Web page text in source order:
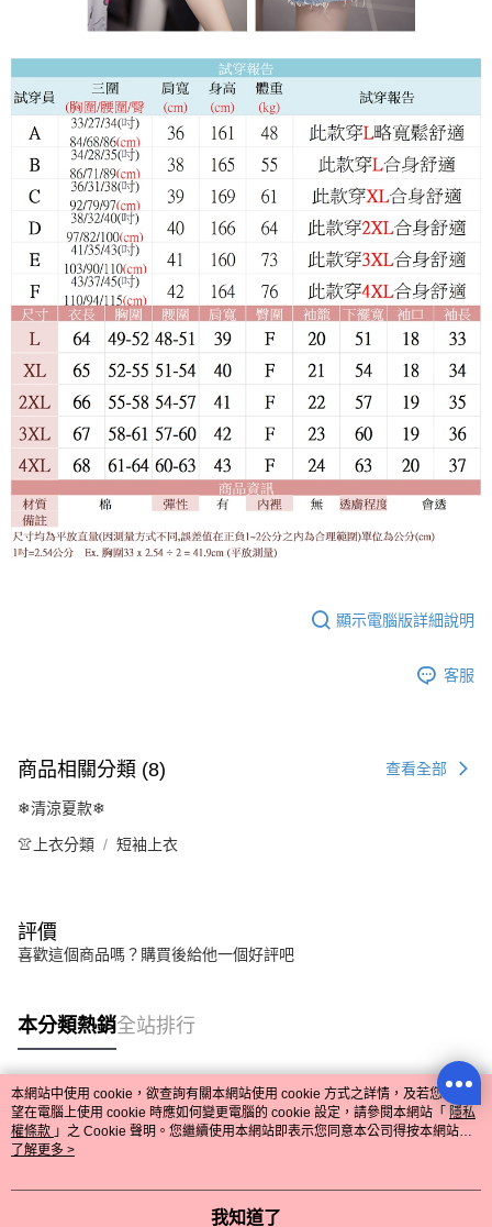
顯示電腦版詳細說明
客服
商品相關分類 (8) 查看全部
❄清涼夏款❄
👚上衣分類 短袖上衣
評價
喜歡這個商品嗎？購買後給他一個好評吧
本分類熱銷全站排行
熱門標籤
本網站中使用 cookie，欲查詢有關本網站使用 cookie 方式之詳情，及若您不希
望在電腦上使用 cookie 時應如何變更電腦的 cookie 設定，請參閱本網站「 隱私
權條款 」之 Cookie 聲明。您繼續使用本網站即表示您同意本公司得按本網站使
用條款之 Cookie 聲明使用 cookie。
了解更多 >
我知道了